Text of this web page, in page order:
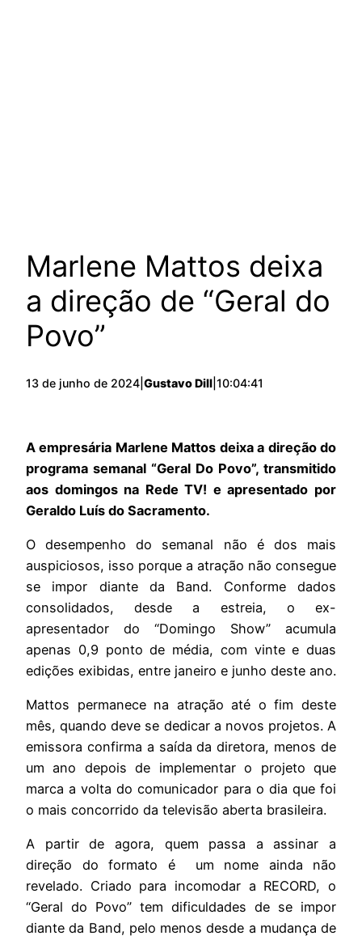
Marlene Mattos deixa
a direção de “Geral do
Povo”
13 de junho de 2024 Gustavo Dill 10:04:41
A empresária Marlene Mattos deixa a direção do
programa semanal “Geral Do Povo”, transmitido
aos domingos na Rede TV! e apresentado por
Geraldo Luís do Sacramento.
O desempenho do semanal não é dos mais
auspiciosos, isso porque a atração não consegue
se impor diante da Band. Conforme dados
consolidados, desde a estreia, o ex-
apresentador do “Domingo Show” acumula
apenas 0,9 ponto de média, com vinte e duas
edições exibidas, entre janeiro e junho deste ano.
Mattos permanece na atração até o fim deste
mês, quando deve se dedicar a novos projetos. A
emissora confirma a saída da diretora, menos de
um ano depois de implementar o projeto que
marca a volta do comunicador para o dia que foi
o mais concorrido da televisão aberta brasileira.
A partir de agora, quem passa a assinar a
direção do formato é um nome ainda não
revelado. Criado para incomodar a RECORD, o
“Geral do Povo” tem dificuldades de se impor
diante da Band, pelo menos desde a mudança de